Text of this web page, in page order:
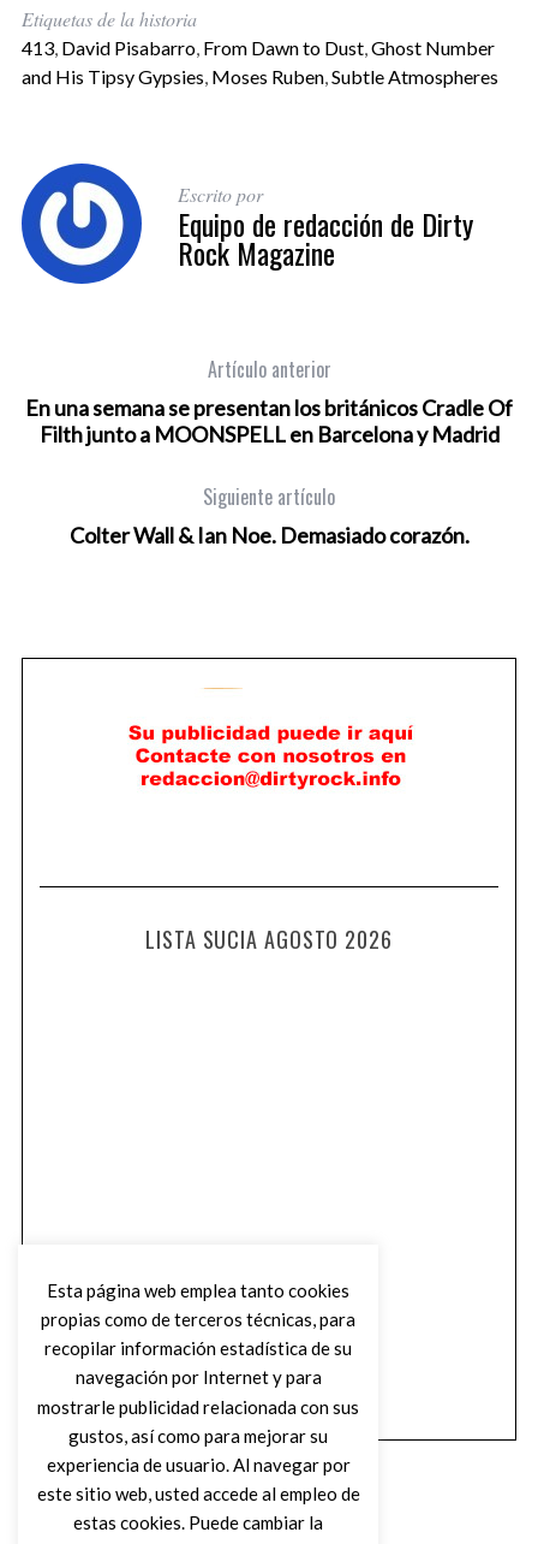
Etiquetas de la historia
413, David Pisabarro, From Dawn to Dust, Ghost Number
and His Tipsy Gypsies Moses Ruben, Subtle Atmospheres
Escrito por
Equipo de redacción de Dirty
Rock Magazine
Artículo anterior
En una semana se presentan los británicos Cradle Of
Filth junto a MOONSPELL en Barcelona y Madrid
Siguiente artículo
Colter Wall & Ian Noe. Demasiado corazón.
LISTA SUCIA AGOSTO 2026
Esta página web emplea tanto cookies
propias como de terceros técnicas, para
recopilar información estadística de su
navegación por Internet y para
mostrarle publicidad relacionada con sus
gustos, así como para mejorar su
experiencia de usuario. Al navegar por
este sitio web, usted accede al empleo de
estas cookies. Puede cambiar la